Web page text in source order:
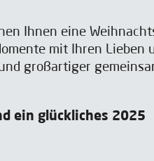
Ihnen eine
mit Ihren Lieben
großartiger
ein glückliches 2025